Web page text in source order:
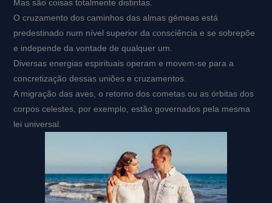
Mas são coisas totalmente distintas.
O cruzamento dos caminhos das almas gémeas está
predestinado num nível superior da consciência e se sobrepõe
e independe da vontade de qualquer um.
Diversas energias espirituais operam e movem-se para a
concretização dessas uniões e cruzamentos.
A migração das aves, o retorno dos cometas ou as órbitas dos
corpos celestes, por exemplo, estão governados pela mesma
lei universal.